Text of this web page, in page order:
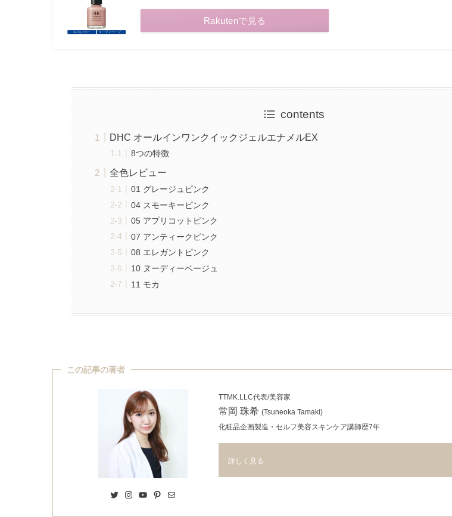
Rakutenで見る
contents
DHC オールインワンクイックジェルエナメルEX
8つの特徴
全色レビュー
01 グレージュピンク
04 スモーキーピンク
05 アプリコットピンク
07 アンティークピンク
08 エレガントピンク
10 ヌーディーベージュ
11 モカ
この記事の著者
Twitter Instagram YouTube Pinterest Mail
TTMK.LLC代表/美容家
常岡 珠希 (Tsuneoka Tamaki)
化粧品企画製造・セルフ美容スキンケア講師歴7年
詳しく見る